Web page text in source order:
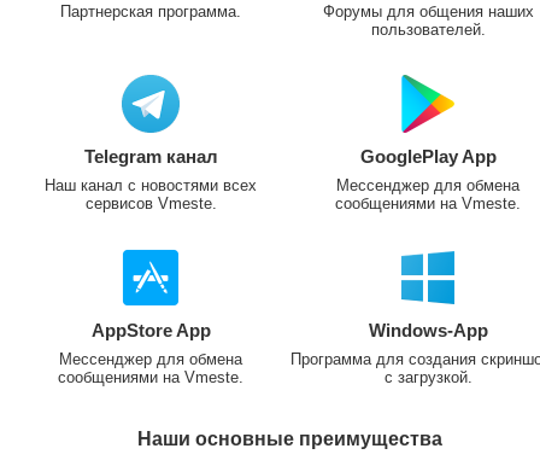
Партнерская программа.
Форумы для общения наших
пользователей.
Telegram канал
Наш канал с новостями всех
сервисов Vmeste.
GooglePlay App
Мессенджер для обмена
сообщениями на Vmeste.
AppStore App
Мессенджер для обмена
сообщениями на Vmeste.
Windows-App
Программа для создания
с загрузкой.
Наши основные преимущества